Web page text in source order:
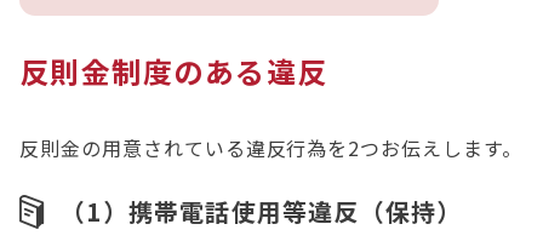
反則金制度のある違反
反則金の用意されている違反行為を2つお伝えします。
（1）携帯電話使用等違反（保持）